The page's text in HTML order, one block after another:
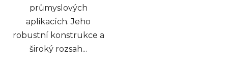
průmyslových
aplikacích. Jeho
robustní konstrukce a
široký rozsah...